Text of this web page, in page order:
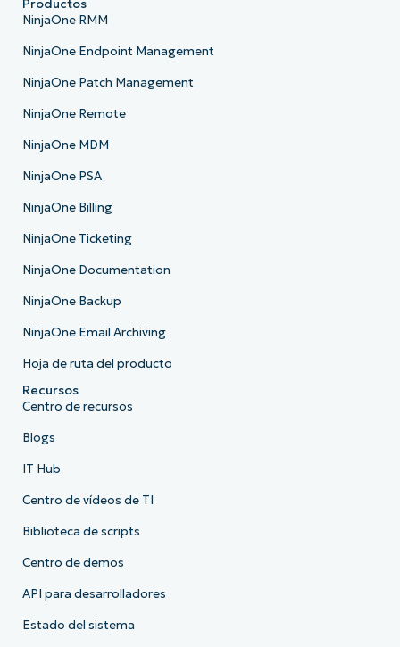
Productos
NinjaOne RMM
NinjaOne Endpoint Management
NinjaOne Patch Management
NinjaOne Remote
NinjaOne MDM
NinjaOne PSA
NinjaOne Billing
NinjaOne Ticketing
NinjaOne Documentation
NinjaOne Backup
NinjaOne Email Archiving
Hoja de ruta del producto
Recursos
Centro de recursos
Blogs
IT Hub
Centro de vídeos de TI
Biblioteca de scripts
Centro de demos
API para desarrolladores
Estado del sistema